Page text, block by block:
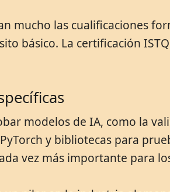
mucho las cualificaciones
básico. La certificación
modelos de IA, como la
y bibliotecas para
vez más importante para